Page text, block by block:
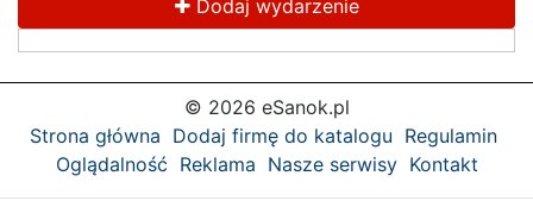
Dodaj wydarzenie
© 2026 eSanok.pl
Strona główna Dodaj firmę do katalogu Regulamin
Oglądalność Reklama Nasze serwisy Kontakt